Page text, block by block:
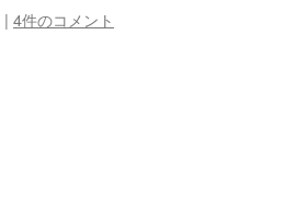
| 4件のコメント